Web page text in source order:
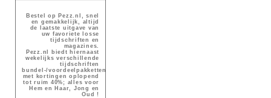
Bestel op Pezz.nl, snel
en gemakkelijk, altijd
de laatste uitgave van
uw favoriete losse
tijdschriften en
magazines.
Pezz.nl biedt hiernaast
wekelijks verschillende
tijdschriften
bundel-/voordeelpakketten
met kortingen oplopend
tot ruim 40%; alles voor
Hem en Haar, Jong en
Oud !